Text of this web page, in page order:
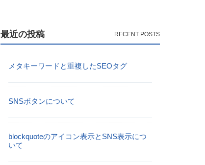
最近の投稿
メタキーワードと重複したSEOタグ
SNSボタンについて
blockquoteのアイコン表示とSNS表示につ
いて